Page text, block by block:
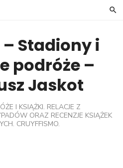
– Stadiony i
podróże –
Jaskot
I KSIĄŻKI. RELACJE Z
ORAZ RECENZJE KSIĄŻEK
CRUYFFISMO.